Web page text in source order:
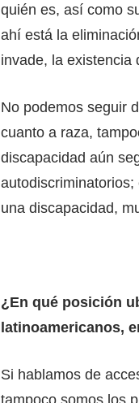
quién es, así como
ahí está la
invade, la existencia
No podemos seguir
cuanto a raza,
discapacidad aún
una discapacidad,
¿En qué posición
latinoamericanos,
Si hablamos de
tampoco somos los